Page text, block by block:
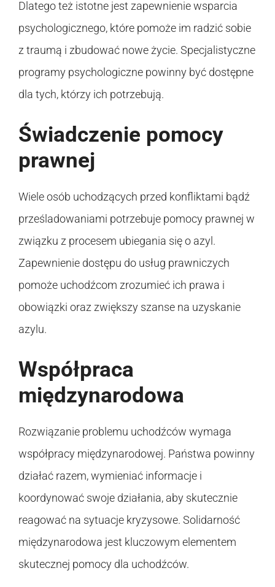
Dlatego też istotne jest zapewnienie wsparcia
psychologicznego, które pomoże im radzić sobie
z traumą i zbudować nowe życie. Specjalistyczne
programy psychologiczne powinny być dostępne
dla tych, którzy ich potrzebują.
Świadczenie pomocy
prawnej
Wiele osób uchodzących przed konfliktami bądź
prześladowaniami potrzebuje pomocy prawnej w
związku z procesem ubiegania się o azyl.
Zapewnienie dostępu do usług prawniczych
pomoże uchodźcom zrozumieć ich prawa i
obowiązki oraz zwiększy szanse na uzyskanie
azylu.
Współpraca
międzynarodowa
Rozwiązanie problemu uchodźców wymaga
współpracy międzynarodowej. Państwa powinny
działać razem, wymieniać informacje i
koordynować swoje działania, aby skutecznie
reagować na sytuacje kryzysowe. Solidarność
międzynarodowa jest kluczowym elementem
skutecznej pomocy dla uchodźców.